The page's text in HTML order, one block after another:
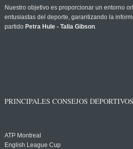
Nuestro objetivo es proporcionar un entorno
entusiastas del deporte, garantizando la
partido Petra Hule - Talia Gibson.
PRINCIPALES CONSEJOS
ATP Montreal
English League Cup